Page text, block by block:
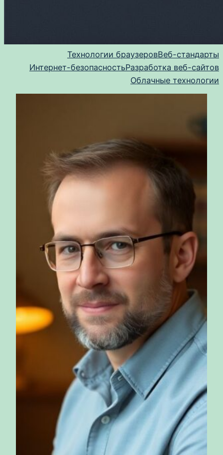
Технологии браузеровВеб-стандарты
Интернет-безопасностьРазработка веб-сайтов
Облачные технологии